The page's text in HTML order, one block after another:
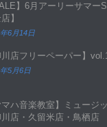
】6月アーリーサマー
】
6月14日
川店フリーペーパー】
5月6日
マハ音楽教室】ミュージ
川店・久留米店・鳥栖店